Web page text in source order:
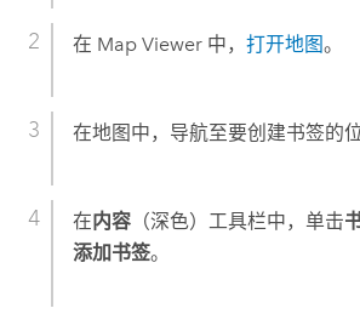
在 Map Viewer中， 打开地图。
在地图中，导航至要创建书签的
在内容（深色）工具栏中，单击
添加书签。